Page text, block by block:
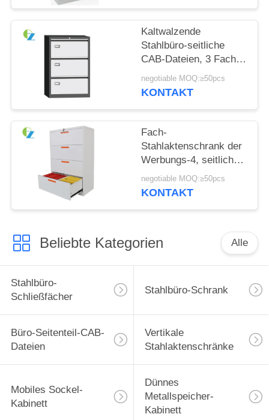
Kaltwalzende
Stahlbüro-seitliche
CAB-Dateien, 3 Fach-
Stahl-CAB-Datei
negotiable MOQ:≥50pcs
KONTAKT
Fach-
Stahlaktenschrank der
Werbungs-4, seitlicher
Aktenspeicherungs-
Kabinett-Staub-Beweis
negotiable MOQ:≥50pcs
KONTAKT
Beliebte Kategorien Alle
Stahlbüro-
Schließfächer
Stahlbüro-Schrank
Büro-Seitenteil-CAB-
Dateien
Vertikale
Stahlaktenschränke
Mobiles Sockel-
Kabinett
Dünnes
Metallspeicher-
Kabinett